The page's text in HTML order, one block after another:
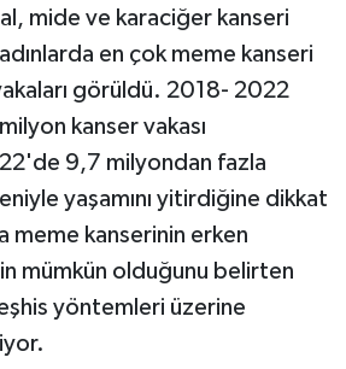
mide ve karaciğer kanseri
en çok meme kanseri
görüldü. 2018- 2022
kanser vakası
9,7 milyondan fazla
yaşamını yitirdiğine dikkat
meme kanserinin erken
mümkün olduğunu belirten
yöntemleri üzerine